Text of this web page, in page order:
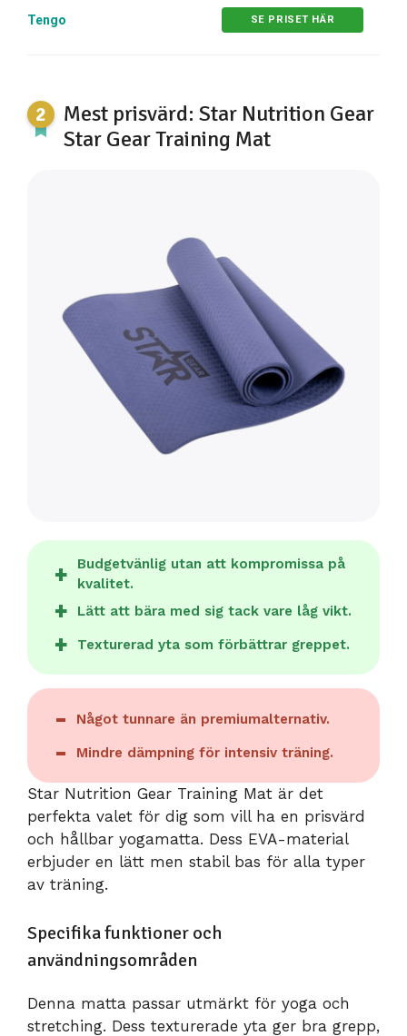
Tengo SE PRISET HÄR
Mest prisvärd: Star Nutrition Gear
Star Gear Training Mat
Budgetvänlig utan att kompromissa på
kvalitet.
Lätt att bära med sig tack vare låg vikt.
Texturerad yta som förbättrar greppet.
Något tunnare än premiumalternativ.
Mindre dämpning för intensiv träning.
Star Nutrition Gear Training Mat är det
perfekta valet för dig som vill ha en prisvärd
och hållbar yogamatta. Dess EVA-material
erbjuder en lätt men stabil bas för alla typer
av träning.
Specifika funktioner och
användningsområden
Denna matta passar utmärkt för yoga och
stretching. Dess texturerade yta ger bra grepp,